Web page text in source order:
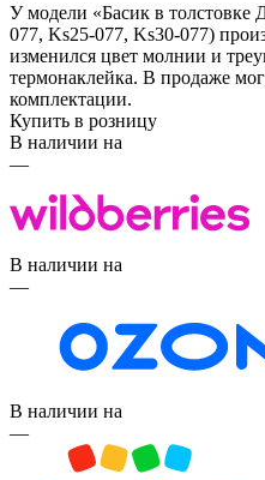
У модели «Басик в толстовке
077, Ks25-077, Ks30-077)
изменился цвет молнии и
термонаклейка. В продаже
комплектации.
Купить в розницу
В наличии на
—
В наличии на
—
В наличии на
—